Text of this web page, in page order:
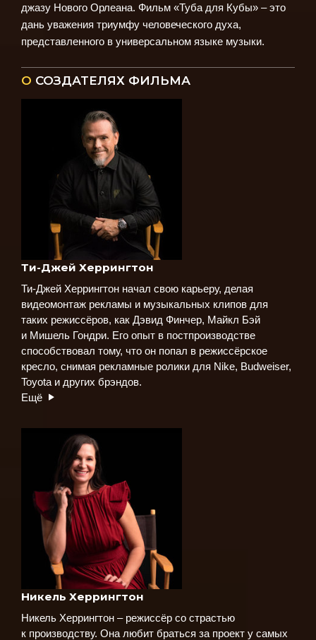
джазу Нового Орлеана. Фильм «Туба для Кубы» – это
дань уважения триумфу человеческого духа,
представленного в универсальном языке музыки.
О СОЗДАТЕЛЯХ ФИЛЬМА
Ти-Джей Херрингтон
Ти-Джей Херрингтон начал свою карьеру, делая
видеомонтаж рекламы и музыкальных клипов для
таких режиссёров, как Дэвид Финчер, Майкл Бэй
и Мишель Гондри. Его опыт в постпроизводстве
способствовал тому, что он попал в режиссёрское
кресло, снимая рекламные ролики для Nike, Budweiser,
Toyota и других брэндов.
Ещё
Никель Херрингтон
Никель Херрингтон – режиссёр со страстью
к производству. Она любит браться за проект у самых